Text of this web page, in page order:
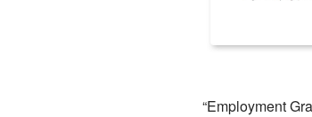
“Employment